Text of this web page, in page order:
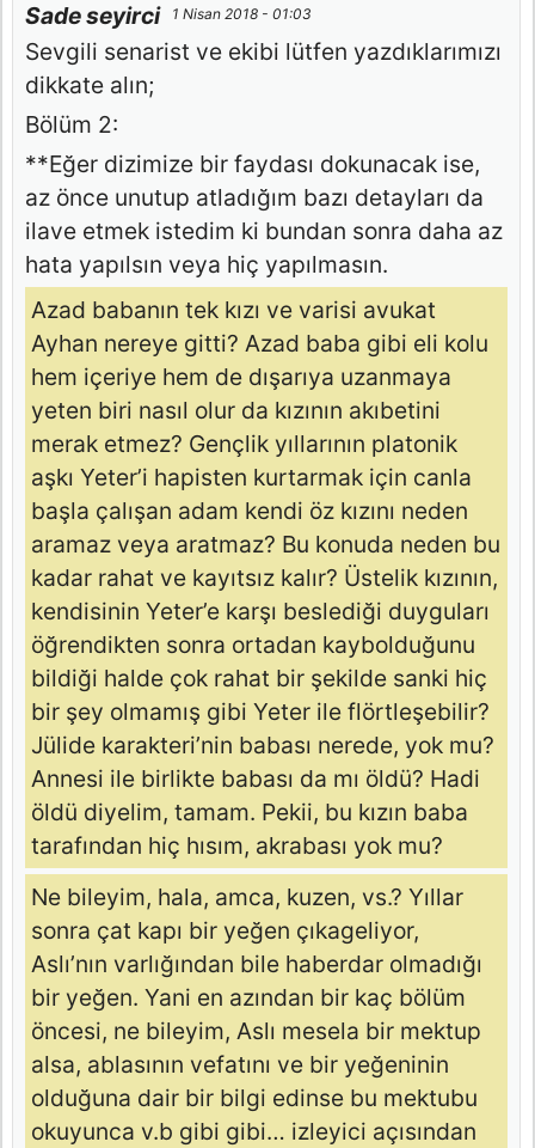
Sade seyirci 1 Nisan 2018 - 01:03
Sevgili senarist ve ekibi lütfen yazdıklarımızı
dikkate alın;
Bölüm 2:
**Eğer dizimize bir faydası dokunacak ise,
az önce unutup atladığım bazı detayları da
ilave etmek istedim ki bundan sonra daha az
hata yapılsın veya hiç yapılmasın.
Azad babanın tek kızı ve varisi avukat
Ayhan nereye gitti? Azad baba gibi eli kolu
hem içeriye hem de dışarıya uzanmaya
yeten biri nasıl olur da kızının akıbetini
merak etmez? Gençlik yıllarının platonik
aşkı Yeter’i hapisten kurtarmak için canla
başla çalışan adam kendi öz kızını neden
aramaz veya aratmaz? Bu konuda neden bu
kadar rahat ve kayıtsız kalır? Üstelik kızının,
kendisinin Yeter’e karşı beslediği duyguları
öğrendikten sonra ortadan kaybolduğunu
bildiği halde çok rahat bir şekilde sanki hiç
bir şey olmamış gibi Yeter ile flörtleşebilir?
Jülide karakteri’nin babası nerede, yok mu?
Annesi ile birlikte babası da mı öldü? Hadi
öldü diyelim, tamam. Pekii, bu kızın baba
tarafından hiç hısım, akrabası yok mu?
Ne bileyim, hala, amca, kuzen, vs.? Yıllar
sonra çat kapı bir yeğen çıkageliyor,
Aslı’nın varlığından bile haberdar olmadığı
bir yeğen. Yani en azından bir kaç bölüm
öncesi, ne bileyim, Aslı mesela bir mektup
alsa, ablasının vefatını ve bir yeğeninin
olduğuna dair bir bilgi edinse bu mektubu
okuyunca v.b gibi gibi… izleyici açısından